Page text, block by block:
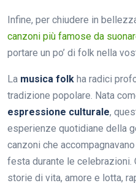
Infine, per chiudere in
canzoni più famose da
portare un po’ di folk nella
La musica folk ha radici
tradizione popolare. Nata
espressione culturale,
esperienze quotidiane della
canzoni che
festa durante le celebrazioni.
storie di vita, amore e lotta,